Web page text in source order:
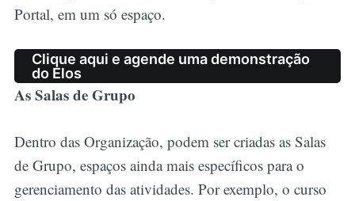
Portal, em um só espaço.
Clique aqui e agende uma demonstração
do Elos
As Salas de Grupo
Dentro das Organização, podem ser criadas as Salas
de Grupo, espaços ainda mais específicos para o
gerenciamento das atividades. Por exemplo, o curso